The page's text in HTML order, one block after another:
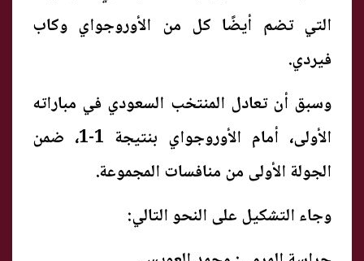
التي تضم أيضًا كل من الأوروجواي وكاب
فيردي.
وسبق أن تعادل المنتخب السعودي في مباراته
الأولى، أمام الأوروجواي بنتيجة 1-1، ضمن
الجولة الأولى من منافسات المجموعة.
وجاء التشكيل على النحو التالي: